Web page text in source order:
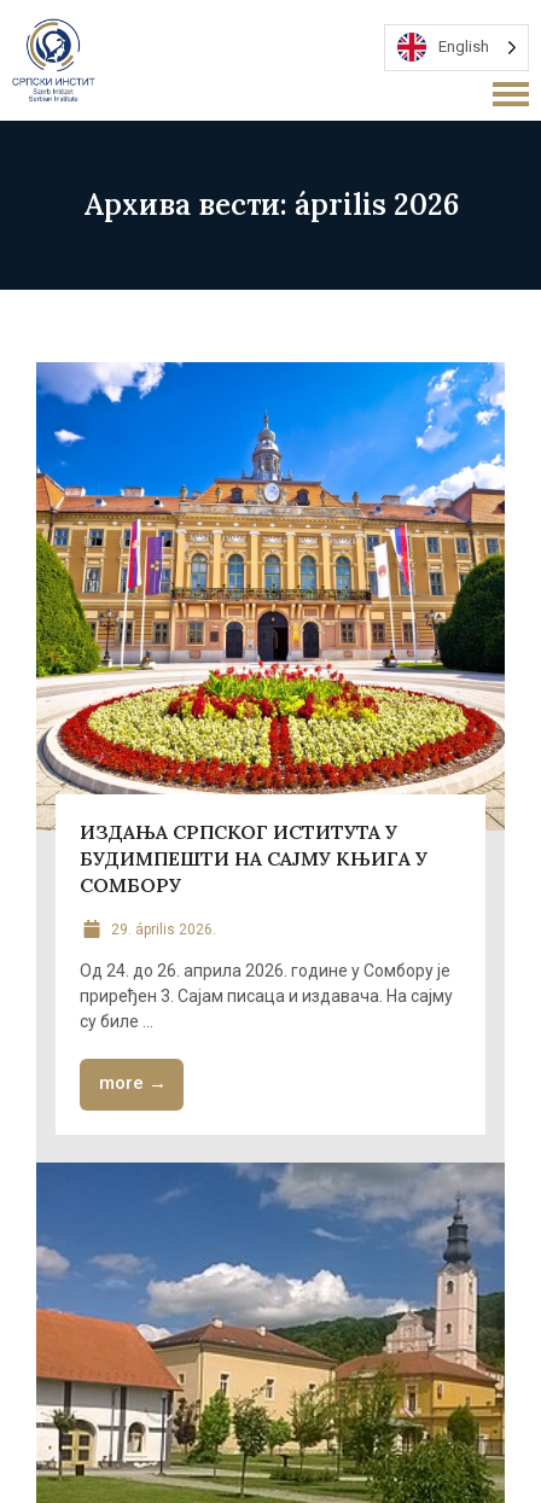
English
Архива вести: április 2026
ИЗДАЊА СРПСКОГ ИСТИТУТА У
БУДИМПЕШТИ НА САЈМУ КЊИГА У
СОМБОРУ
29. április 2026.
Од 24. до 26. априла 2026. године у Сомбору је
приређен 3. Сајам писаца и издавача. На сајму
су биле ...
more →